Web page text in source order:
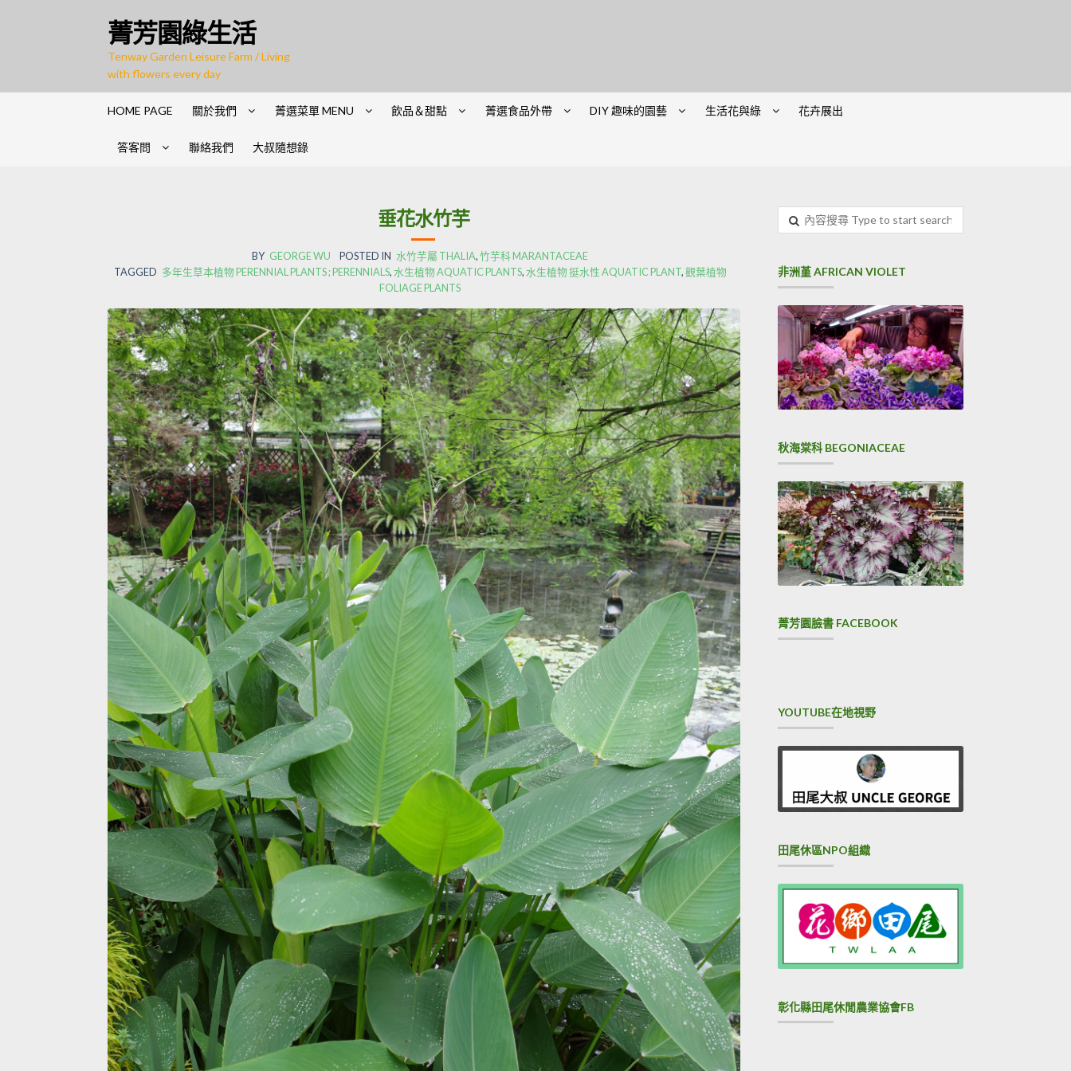
to
navigation
to
content
菁芳園綠生活
Tenway Garden Leisure Farm / Living
with flowers every day
HOME PAGE 關於我們 菁選菜單 MENU 飲品＆甜點 菁選食品外帶 DIY 趣味的園藝 生活花與綠 花卉展出
答客問 聯絡我們 大叔隨想錄
垂花水竹芋
BY GEORGE WU POSTED IN 水竹芋屬 THALIA,竹芋科 MARANTACEAE
TAGGED 多年生草本植物 PERENNIAL PLANTS ; PERENNIALS, 水生植物 AQUATIC PLANTS, 水生植物 挺水性 AQUATIC PLANT,觀葉植物
FOLIAGE PLANTS
容
尋
非洲堇 AFRICAN VIOLET
秋海棠科 BEGONIACEAE
菁芳園臉書 FACEBOOK
YOUTUBE在地視野
田尾休區NPO組織
彰化縣田尾休閒農業協會FB